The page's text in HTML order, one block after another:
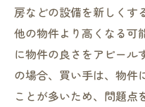
房などの設備を新しくす
他の物件より高くなる可
に物件の良さをアピール
の場合、買い手は、物件
ことが多いため、問題点